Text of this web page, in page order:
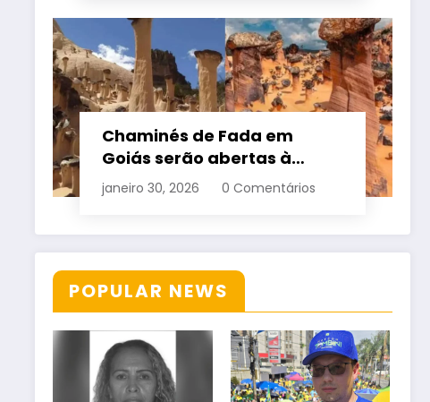
Chaminés de Fada em
Goiás serão abertas à
visitação controlada
janeiro 30, 2026 0 Comentários
POPULAR NEWS